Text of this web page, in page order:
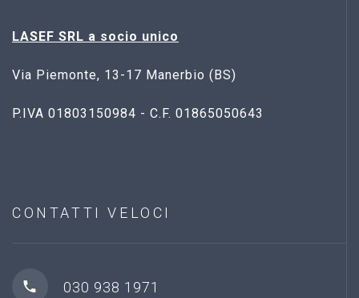
LASEF SRL a socio unico
Via Piemonte, 13-17 Manerbio (BS)
P.IVA 01803150984 - C.F. 01865050643
CONTATTI VELOCI
030 938 1971